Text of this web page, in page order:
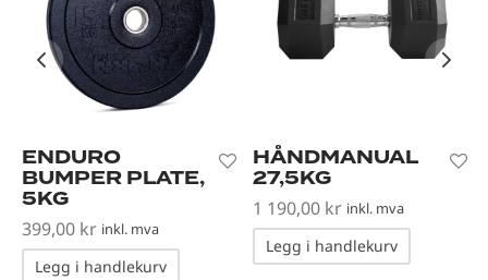
ENDURO
BUMPER PLATE,
5KG
399,00 kr inkl. mva
Legg i handlekurv
HÅNDMANUAL
27,5KG
1 190,00 kr inkl. mva
Legg i handlekurv